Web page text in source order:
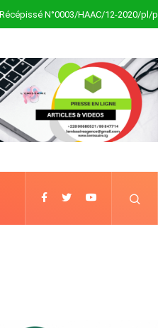
Récépissé N°0003/HAAC/12-2020/pl/p